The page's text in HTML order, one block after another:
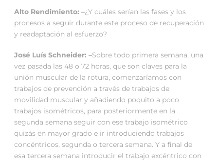
Alto Rendimiento: –¿Y cuáles serían las fases y los
procesos a seguir durante este proceso de recuperación
y readaptación al esfuerzo?
José Luís Schneider: –Sobre todo primera semana, una
vez pasada las 48 o 72 horas, que son claves para la
unión muscular de la rotura, comenzaríamos con
trabajos de prevención a través de trabajos de
movilidad muscular y añadiendo poquito a poco
trabajos isométricos, para posteriormente en la
segunda semana seguir con ese trabajo isométrico
quizás en mayor grado e ir introduciendo trabajos
concéntricos, segunda o tercera semana. Y a final de
esa tercera semana introducir el trabajo excéntrico con